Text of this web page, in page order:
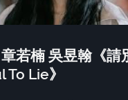
若楠 吳昱翰《請
Lie》